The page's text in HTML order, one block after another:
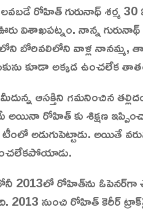
రోహిత్ గురునాథ్ శర్మ
విశాఖపట్నం. నాన్న
బోరివలిలోని వాళ్ల నానమ్మ,
కూడా అక్కడ ఉంచలేక
ఆసక్తిని గమనించిన
రోహిత్ కు శిక్షణ
అడుగుపెట్టాడు. అయితే
2013లో రోహిత్‌ను ఓపెనర్‌గా
నుంచి రోహిత్ కెరీర్